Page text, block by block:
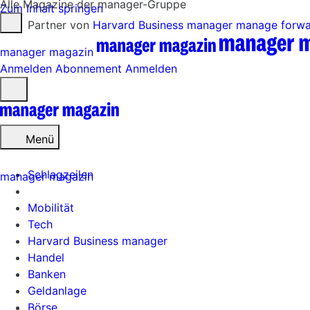
Zum Inhalt springen
Partner von Harvard Business manager manage
manager magazin
Anmelden Abonnement Anmelden
öffnen
Menü
Schlagzeilen
Mobilität
Tech
Harvard Business manager
Handel
Banken
Geldanlage
Börse
Alle Magazine der manager-Gruppe
manager magazin